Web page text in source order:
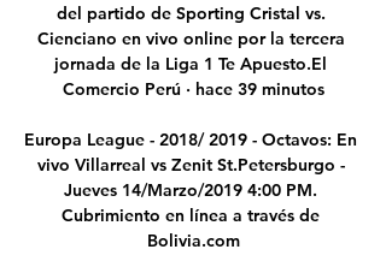
del partido de Sporting Cristal vs.
Cienciano en vivo online por la tercera
jornada de la Liga 1 Te Apuesto.El
Comercio Perú · hace 39 minutos
Europa League - 2018/ 2019 - Octavos: En
vivo Villarreal vs Zenit St.Petersburgo -
Jueves 14/Marzo/2019 4:00 PM.
Cubrimiento en línea a través de
Bolivia.com